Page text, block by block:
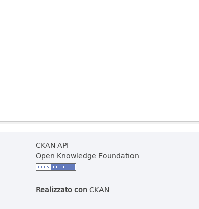
CKAN API
Open Knowledge Foundation
Realizzato conCKAN